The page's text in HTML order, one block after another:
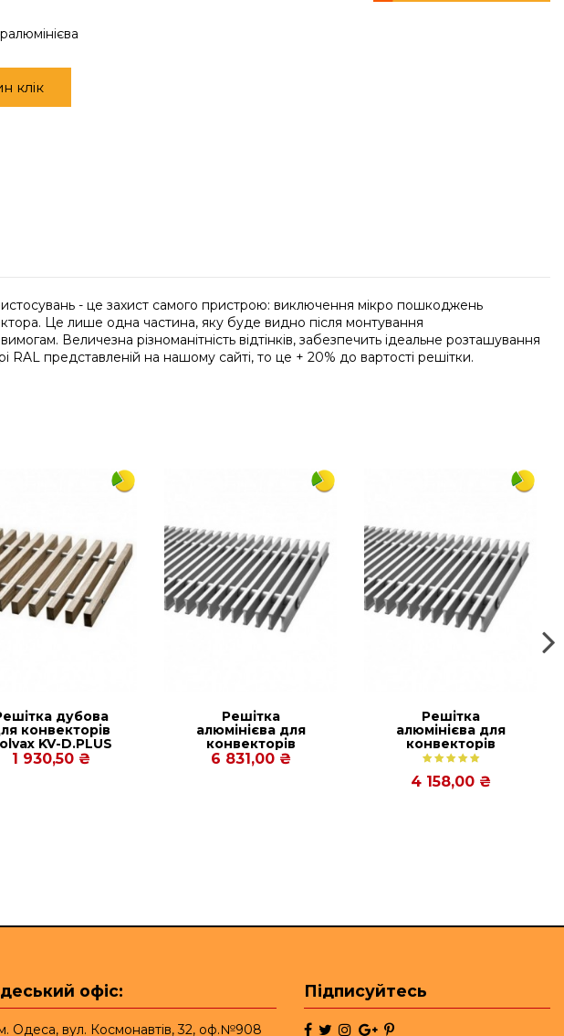
клік
- це захист самого пристрою: виключення мікро пошкоджень
Це лише одна частина, яку буде видно після монтування
Величезна різноманітність відтінків, забезпечить ідеальне розташування
представленій на нашому сайті, то це + 20% до вартості решітки.
дубова
конвекторів
KV-D.PLUS
300.1250.125
1 930,50 ₴
Решітка
алюмінієва для
конвекторів
Carrera МV2,СV2
Inox/Black 65.
6 831,00 ₴
Решітка
алюмінієва для
конвекторів
Carrera М,C
230.1250
4 158,00 ₴
офіс:
Одеса, вул. Космонавтів, 32, оф.№908
Підписуйтесь